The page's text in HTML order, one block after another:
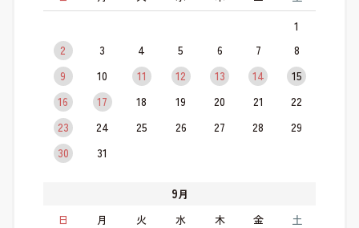
1
2
3 4 5 6 7
8
9
10 11 12 13 14
15
16
17 18 19 20 21
22
23
24 25 26 27 28
29
30
31
9月
日
月 火 水 木 金 土